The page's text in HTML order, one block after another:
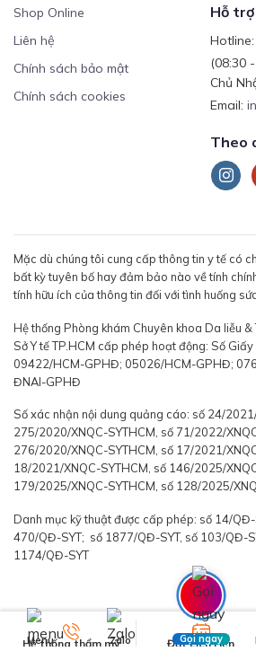
Shop Online
Liên hệ
Chính sách bảo mật
Chính sách cookies
Hỗ
Hotline:
(08:30
Chủ
Email:
Theo
Mặc dù chúng tôi cung cấp thông tin y tế có
bất kỳ tuyên bố hay đảm bảo nào về tính
tính hữu ích của thông tin đối với tình huống
Hệ thống Phòng khám Chuyên khoa Da liễu
Sở Y tế TP.HCM cấp phép hoạt động: Số
09422/HCM-GPHĐ; 05026/HCM-GPHĐ;
ĐNAI-GPHĐ
Số xác nhận nội dung quảng cáo: số 24/
275/2020/XNQC-SYTHCM, số 71/2022/
276/2020/XNQC-SYTHCM, số 17/2021/
18/2021/XNQC-SYTHCM, số 146/2025/
179/2025/XNQC-SYTHCM, số 128/2025/
Danh mục kỹ thuật được cấp phép: số 14/
470/QĐ-SYT; số 1877/QĐ-SYT, số 103/QĐ-
1174/QĐ-SYT
Hệ thống thẩm mỹ Đặt Lịch Hẹn
Menu Zalo Gọi ngay